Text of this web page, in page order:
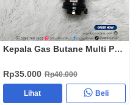
Kepala Gas Butane Multi Purpose Torch 1300 Celcius WS-504C
Rp35.000 Rp40.000
Lihat Beli